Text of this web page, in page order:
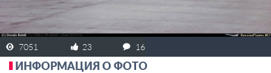
ЗАРЕГИСТРИРОВАТЬСЯ
7051 23 16
ИНФОРМАЦИЯ О ФОТО